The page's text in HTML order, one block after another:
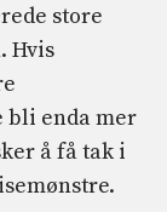
store
Hvis
bli enda mer
å få tak i